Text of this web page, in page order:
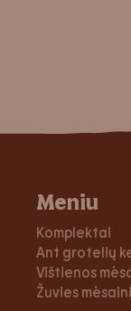
Meniu
Komplektai
Ant grotelių
Vištienos
Žuvies